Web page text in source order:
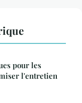
pour les
l'entretien